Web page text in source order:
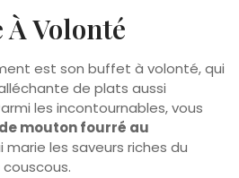
Volonté
est son buffet à volonté, qui
de plats aussi
les incontournables, vous
mouton fourré au
marie les saveurs riches du